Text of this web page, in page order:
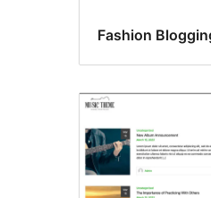
Fashion